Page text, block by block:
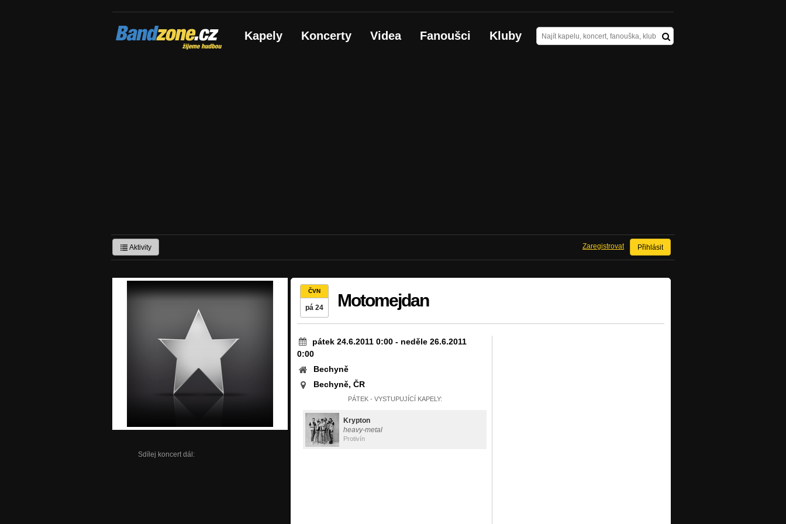
Bandzone.cz
žijeme hudbou Kapely Koncerty Videa Fanoušci Kluby
Aktivity Přihlásit
Zaregistrovat
Sdílej koncert dál:
ČVN
pá 24 Motomejdan
pátek 24.6.2011 0:00 - neděle 26.6.2011
0:00
Bechyně
Bechyně, ČR
PÁTEK - VYSTUPUJÍCÍ KAPELY:
Krypton
heavy-metal
Protivín